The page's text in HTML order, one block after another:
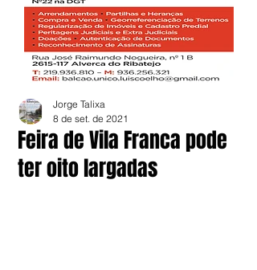
Feira de Vila Franca pode
ter oito largadas
Jorge Talixa
8 de set. de 2021